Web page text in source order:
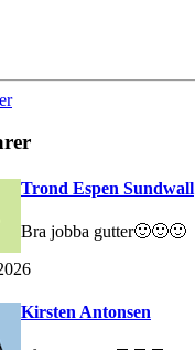
Trond Espen Sundwall
Bra jobba gutter🙂🙂🙂
Kirsten Antonsen